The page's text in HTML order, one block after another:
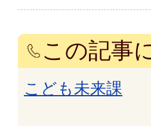
この記事
こども未来課